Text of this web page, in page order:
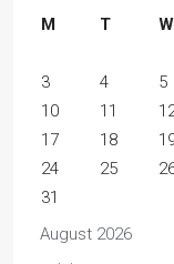
August 2026
M T W
3
4 5
10
11
17
18
24
25
31